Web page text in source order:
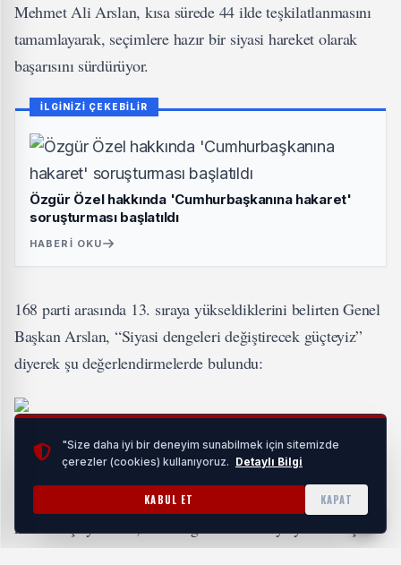
Mehmet Ali Arslan, kısa sürede 44 ilde teşkilatlanmasını
tamamlayarak, seçimlere hazır bir siyasi hareket olarak
başarısını sürdürüyor.
İLGİNİZİ ÇEKEBİLİR
Özgür Özel hakkında 'Cumhurbaşkanına hakaret'
soruşturması başlatıldı
HABERI OKU
168 parti arasında 13. sıraya yükseldiklerini belirten Genel
Başkan Arslan, “Siyasi dengeleri değiştirecek güçteyiz”
diyerek şu değerlendirmelerde bulundu:
“11 aylık bir siyasi parti olmamıza rağmen, Türkiye’nin
dört bir yanından gelen yoğun ilgi ve üye başvuruları
bizleri gururlandırıyor. Henüz başvuruların yalnızca bir
kısmını işleyebildik, buna rağmen 13. sıraya yükselmiş
olmak, partimizin ne kadar büyük bir toplumsal ihtiyacı
"Size daha iyi bir deneyim sunabilmek için sitemizde
çerezler (cookies) kullanıyoruz. Detaylı Bilgi
KABUL ET KAPAT